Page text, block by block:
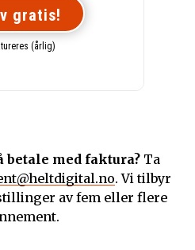
gratis!
(årlig)
betale med faktura? Ta
. Vi tilbyr
av fem eller flere